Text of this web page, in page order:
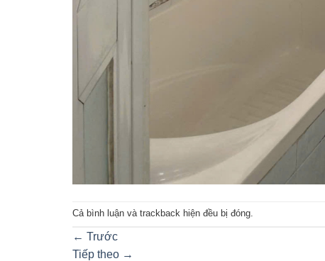
Cả bình luận và trackback hiện đều bị đóng.
← Trước
Tiếp theo →